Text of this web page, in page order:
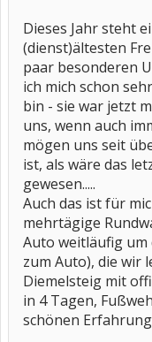
Dieses Jahr steht
(dienst)ältesten
paar besonderen
ich mich schon
bin - sie war jetzt
uns, wenn auch
mögen uns seit
ist, als wäre das
gewesen.....
Auch das ist für
mehrtägige
Auto weitläufig um
zum Auto), die wir
Diemelsteig mit
in 4 Tagen,
schönen